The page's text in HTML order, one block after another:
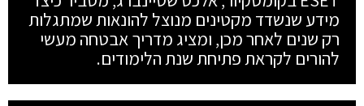
מידע שנשדד מקטינים מנוצל להונאות שמתגלות
רק שנים לאחר מכן, ומציג מדריך אבטחה מעשי
להורים לקראת פתיחת שנת הלימודים.